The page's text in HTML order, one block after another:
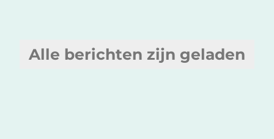
Alle berichten zijn geladen